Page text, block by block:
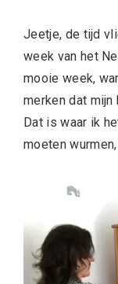
Jeetje, de tijd
week van het
mooie week,
merken dat mijn
Dat is waar ik
moeten